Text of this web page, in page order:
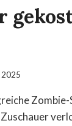
2025
Zombie-